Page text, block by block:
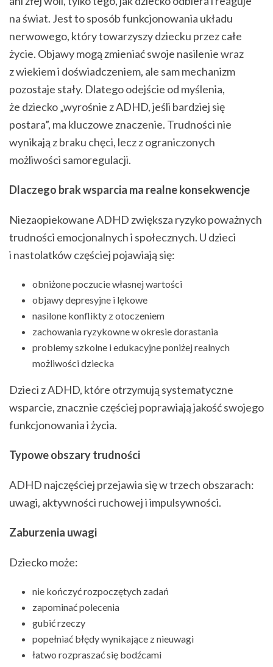
na świat. Jest to sposób funkcjonowania układu
nerwowego, który towarzyszy dziecku przez całe
życie. Objawy mogą zmieniać swoje nasilenie wraz
z wiekiem i doświadczeniem, ale sam mechanizm
pozostaje stały. Dlatego odejście od myślenia,
że dziecko „wyrośnie z ADHD, jeśli bardziej się
postara”, ma kluczowe znaczenie. Trudności nie
wynikają z braku chęci, lecz z ograniczonych
możliwości samoregulacji.
Dlaczego brak wsparcia ma realne konsekwencje
Niezaopiekowane ADHD zwiększa ryzyko poważnych
trudności emocjonalnych i społecznych. U dzieci
i nastolatków częściej pojawiają się:
obniżone poczucie własnej wartości
objawy depresyjne i lękowe
nasilone konflikty z otoczeniem
zachowania ryzykowne w okresie dorastania
problemy szkolne i edukacyjne poniżej realnych
możliwości dziecka
Dzieci z ADHD, które otrzymują systematyczne
wsparcie, znacznie częściej poprawiają jakość swojego
funkcjonowania i życia.
Typowe obszary trudności
ADHD najczęściej przejawia się w trzech obszarach:
uwagi, aktywności ruchowej i impulsywności.
Zaburzenia uwagi
Dziecko może:
nie kończyć rozpoczętych zadań
zapominać polecenia
gubić rzeczy
popełniać błędy wynikające z nieuwagi
łatwo rozpraszać się bodźcami